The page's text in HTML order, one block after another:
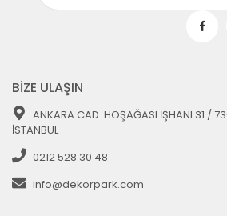
BİZE ULAŞIN
ANKARA CAD. HOŞAĞASI İŞHANI 31 /
İSTANBUL
0212 528 30 48
info@dekorpark.com